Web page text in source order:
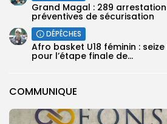
COMMUNIQUE
Grand Magal : 289
préventives de sécurisation
DÉPÊCHES
‎Afro basket U18 féminin :
pour l’étape finale de...